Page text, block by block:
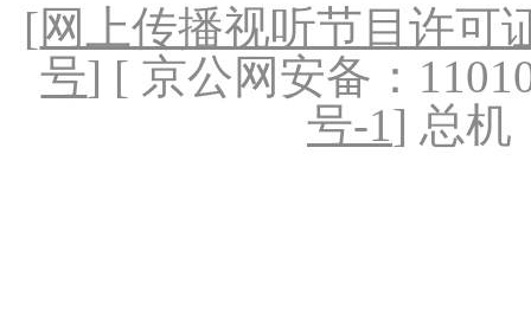
[网上传播视听节目许可
号] [ 京公网安备：
号-1] 总机